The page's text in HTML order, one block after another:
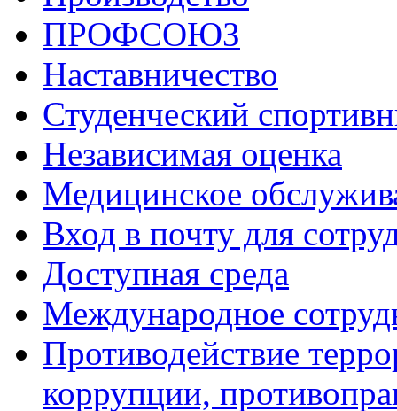
ПРОФСОЮЗ
Наставничество
Студенческий
Независимая оценка
Медицинское
Вход в почту для
Доступная среда
Международное
Противодействие
коррупции,